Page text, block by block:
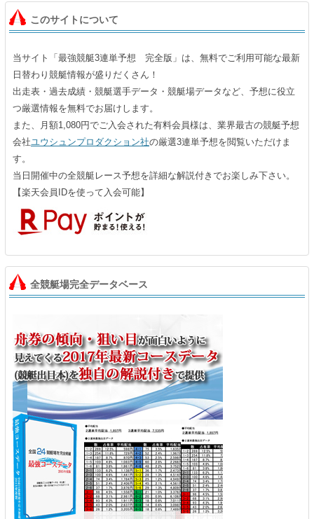
このサイトについて
当サイト「最強競艇3連単予想 完全版」は、無料でご利用可能な最新
日替わり競艇情報が盛りだくさん！
出走表・過去成績・競艇選手データ・競艇場データなど、予想に役立
つ厳選情報を無料でお届けします。
また、月額1,080円でご入会された有料会員様は、業界最古の競艇予想
会社ユウシュンプロダクション社の厳選3連単予想を閲覧いただけま
す。
当日開催中の全競艇レース予想を詳細な解説付きでお楽しみ下さい。
【楽天会員IDを使って入会可能】
全競艇場完全データベース